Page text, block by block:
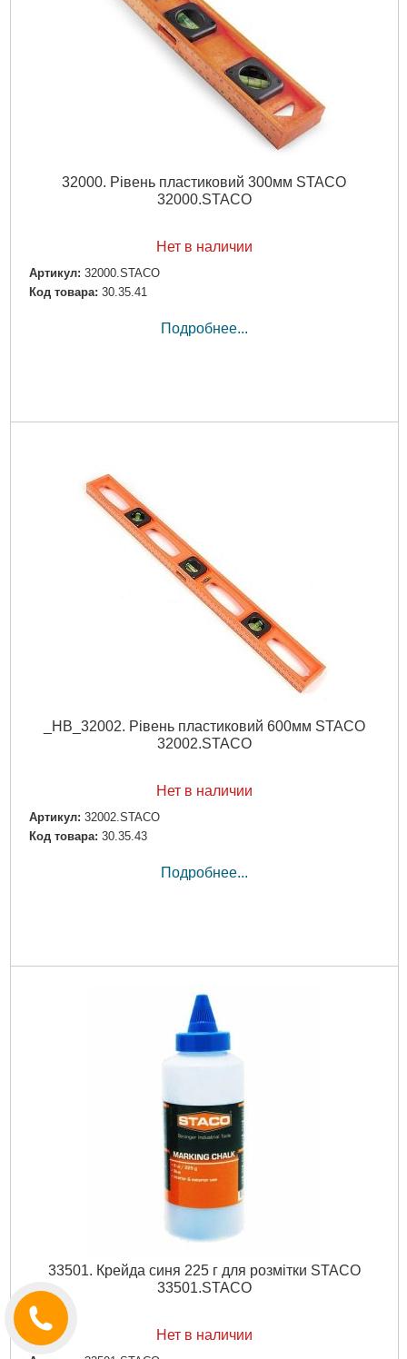
32000. Рівень пластиковий 300мм STACO
32000.STACO
Нет в наличии
Артикул: 32000.STACO
Код товара: 30.35.41
Подробнее...
_НВ_32002. Рівень пластиковий 600мм STACO
32002.STACO
Нет в наличии
Артикул: 32002.STACO
Код товара: 30.35.43
Подробнее...
33501. Крейда синя 225 г для розмітки STACO
33501.STACO
Нет в наличии